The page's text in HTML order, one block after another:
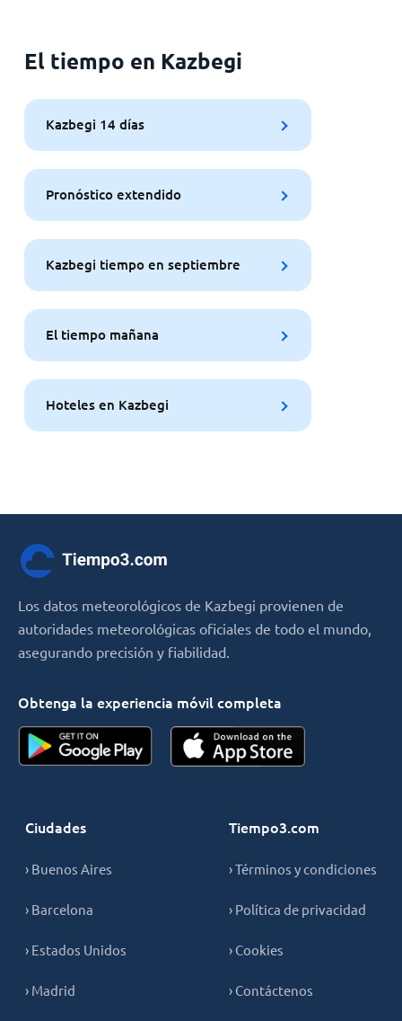
El tiempo en Kazbegi
Kazbegi 14 días
Pronóstico extendido
Kazbegi tiempo en septiembre
El tiempo mañana
Hoteles en Kazbegi
Los datos meteorológicos de Kazbegi provienen de
autoridades meteorológicas oficiales de todo el mundo,
asegurando precisión y fiabilidad.
Obtenga la experiencia móvil completa
Ciudades
› Buenos Aires
› Barcelona
› Estados Unidos
› Madrid
Tiempo3.com
› Términos y condiciones
› Política de privacidad
› Cookies
› Contáctenos